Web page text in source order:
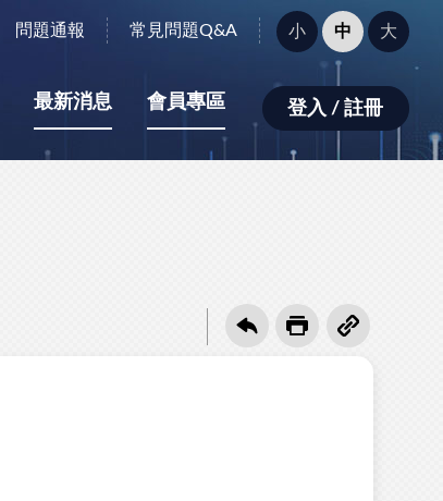
問題通報 常見問題Q&A
字
型
小：
小 中 大
最新消息 會員專區 登入 / 註冊